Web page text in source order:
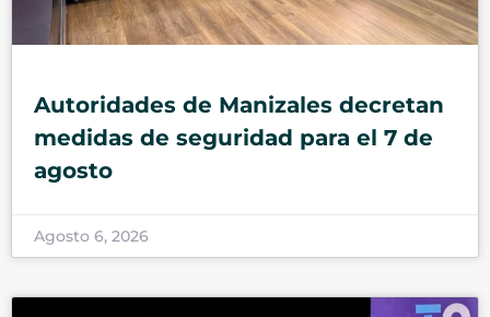
Autoridades de Manizales decretan
medidas de seguridad para el 7 de
agosto
Agosto 6, 2026